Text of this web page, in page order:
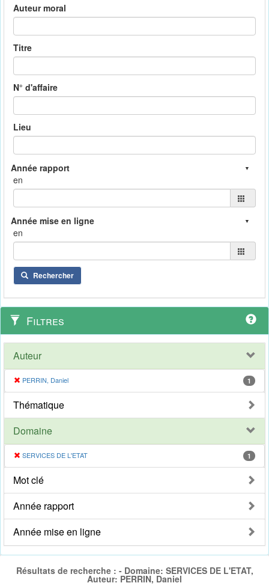
Auteur moral
Titre
N° d'affaire
Lieu
en
en
Rechercher
Filtres
Auteur
PERRIN, Daniel 1
Thématique
Domaine
SERVICES DE L'ETAT 1
Mot clé
Année rapport
Année mise en ligne
Résultats de recherche : - Domaine: SERVICES DE L'ETAT,
Auteur: PERRIN, Daniel